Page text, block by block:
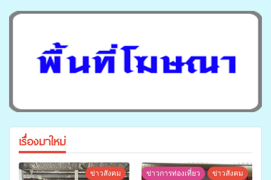
เรื่องมาใหม่
ข่าวสังคม ข่าวการท่องเที่ยว
ข่าวสังคม